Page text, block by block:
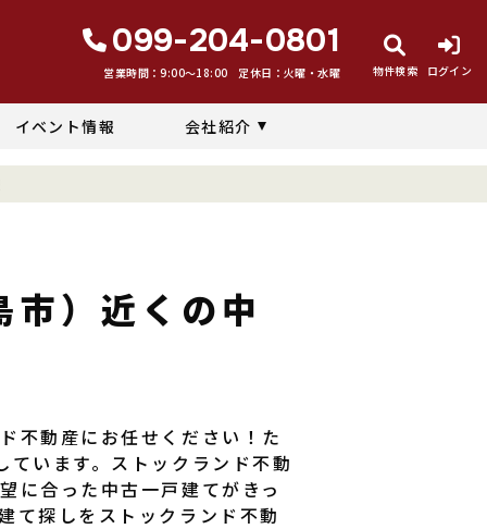
099-204-0801
営業時間：9:00〜18:00 定休日：火曜・水曜 物件検索 ログイン
イベント情報 会社紹介
市）近くの中
不動産にお任せください！た
います。ストックランド不動
に合った中古一戸建てがきっ
て探しをストックランド不動